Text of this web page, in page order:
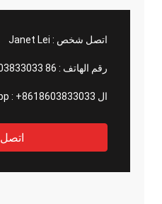
اتصل شخص : Janet Lei
رقم الهاتف : 86 18603833033
ال WhatsApp : +8618603833033
اتصل